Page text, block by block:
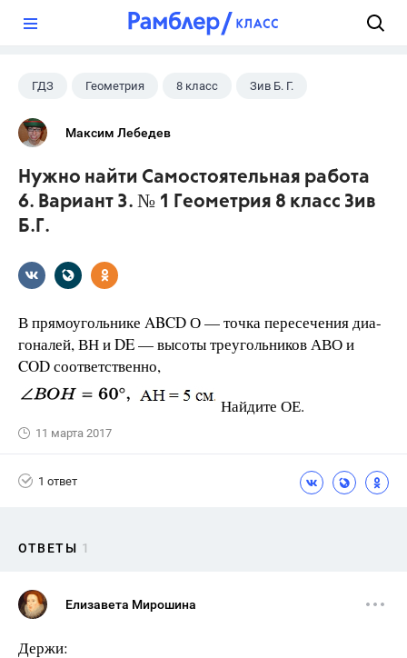
ГДЗ Геометрия 8 класс Зив Б. Г.
Максим Лебедев
Нужно найти Самостоятельная работа
6. Вариант 3. № 1 Геометрия 8 класс Зив
Б.Г.
В прямоугольнике ABCD О — точка пересечения диа-
гоналей, ВН и DE — высоты треугольников АВО и
COD соответственно,
Найдите ОЕ.
11 марта 2017
1 ответ
ОТВЕТЫ 1
Елизавета Мирошина
Держи: